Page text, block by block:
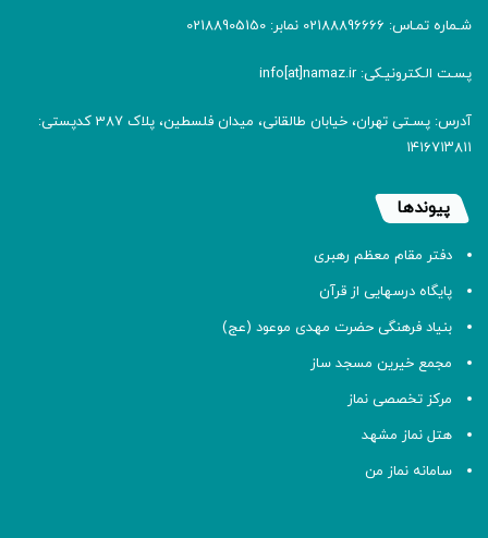
شـماره تمـاس: 02188896666 نمابر: 02188905150
پسـت الـکترونیـکی: info[at]namaz.ir
آدرس: پسـتی تهران، خیابان طالقانی، میدان فلسطین، پلاک 387 کدپستی:
۱۴۱۶۷۱۳۸۱۱
پیوندها
دفتر مقام معظم رهبری
پایگاه درسهایی از قرآن
بنیاد فرهنگی حضرت مهدی موعود (عج)
مجمع خیرین مسجد ساز
مرکز تخصصی نماز
هتل نماز مشهد
سامانه نماز من